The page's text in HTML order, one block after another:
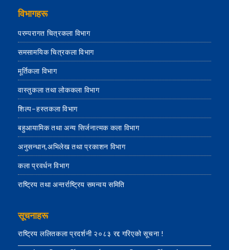
विभागहरू
परम्परागत चित्रकला विभाग
समसामयिक चित्रकला विभाग
मूर्तिकला विभाग
वास्तुकला तथा लोककला विभाग
शिल्प–हस्तकला विभाग
बहुआयामिक तथा अन्य सिर्जनात्मक कला विभाग
अनुसन्धान,अभिलेख तथा प्रकाशन विभाग
कला प्रवर्धन विभाग
राष्ट्रिय तथा अन्तर्राष्ट्रिय समन्वय समिति
सूचनाहरू
राष्ट्रिय ललितकला प्रदर्शनी २०८३ रद्द गरिएको सूचना !